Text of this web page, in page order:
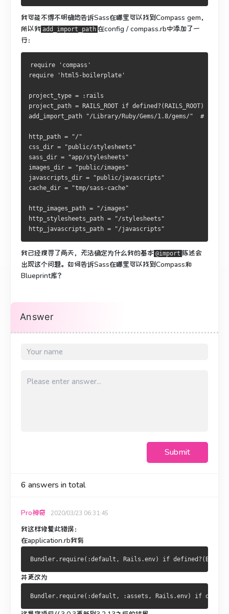
我可能不得不明确地告诉Sass在哪里可以找到Compass gem，
所以我 add_import_path 在config / compass.rb中添加了一
行：
require 'compass'
require 'html5-boilerplate'
project_type = :rails
project_path = RAILS_ROOT if defined?(RAILS_ROOT)
add_import_path "/Library/Ruby/Gems/1.8/gems/"  #
http_path = "/"
css_dir = "public/stylesheets"
sass_dir = "app/stylesheets"
images_dir = "public/images"
javascripts_dir = "public/javascripts"
cache_dir = "tmp/sass-cache"
http_images_path = "/images"
http_stylesheets_path = "/stylesheets"
http_javascripts_path = "/javascripts"
我已经搜寻了两天，无法确定为什么我的基本 @import 陈述会
出现这个问题。 如何告诉Sass在哪里可以找到Compass和
Blueprint库？
Answer
Submit
6 answers in total
Pro神奇 2020/03/23 06:31:45
我这样修复此错误：
在application.rb我有
并更改为